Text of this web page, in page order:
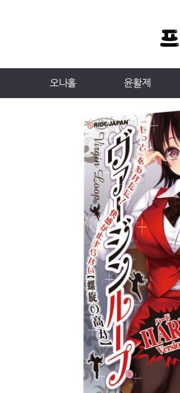
오나홀 윤활제